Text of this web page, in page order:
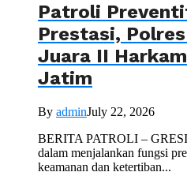
Patroli
Prestasi,
Juara II
Jatim
By adminJuly 22, 2026
BERITA PATROLI –
dalam menjalankan fungsi
keamanan dan ketertiban...